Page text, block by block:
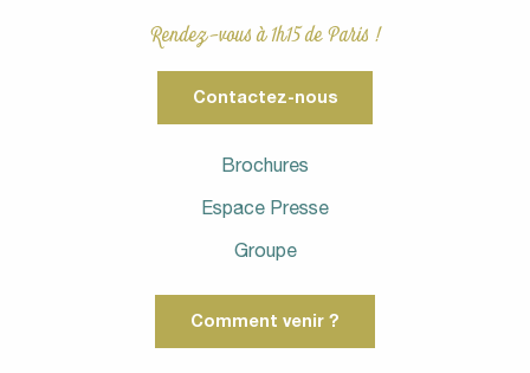
Rendez-vous à 1h15 de Paris !
Contactez-nous
Brochures
Espace Presse
Groupe
Comment venir ?